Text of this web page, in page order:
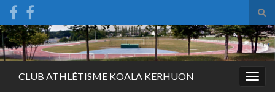
Search for:
CLUB ATHLÉTISME KOALA KERHUON